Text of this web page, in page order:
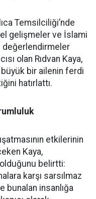
Temsilciliği’nde
gelişmeler ve İslami
değerlendirmeler
olan Rıdvan Kaya,
bir ailenin ferdi
hatırlattı.
etkilerinin
Kaya,
belirtti:
karşı sarsılmaz
bunalan insanlığa